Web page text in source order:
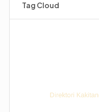
Tag Cloud